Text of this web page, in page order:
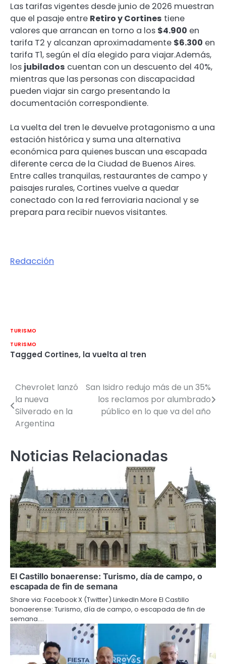
Las tarifas vigentes desde junio de 2026 muestran
que el pasaje entre Retiro y Cortines tiene
valores que arrancan en torno a los $4.900 en
tarifa T2 y alcanzan aproximadamente $6.300 en
tarifa T1, según el día elegido para viajar.Además,
los jubilados cuentan con un descuento del 40%,
mientras que las personas con discapacidad
pueden viajar sin cargo presentando la
documentación correspondiente.
La vuelta del tren le devuelve protagonismo a una
estación histórica y suma una alternativa
económica para quienes buscan una escapada
diferente cerca de la Ciudad de Buenos Aires.
Entre calles tranquilas, restaurantes de campo y
paisajes rurales, Cortines vuelve a quedar
conectado con la red ferroviaria nacional y se
prepara para recibir nuevos visitantes.
Redacción
TURISMO
TURISMO
Tagged Cortines, la vuelta al tren
Navegación
de
entradas
Chevrolet lanzó
la nueva
Silverado en la
Argentina
San Isidro redujo más de un 35%
los reclamos por alumbrado
público en lo que va del año
Noticias Relacionadas
El Castillo bonaerense: Turismo, día de campo, o
escapada de fin de semana
Share via: Facebook X (Twitter) LinkedIn More El Castillo
bonaerense: Turismo, día de campo, o escapada de fin de
semana.…